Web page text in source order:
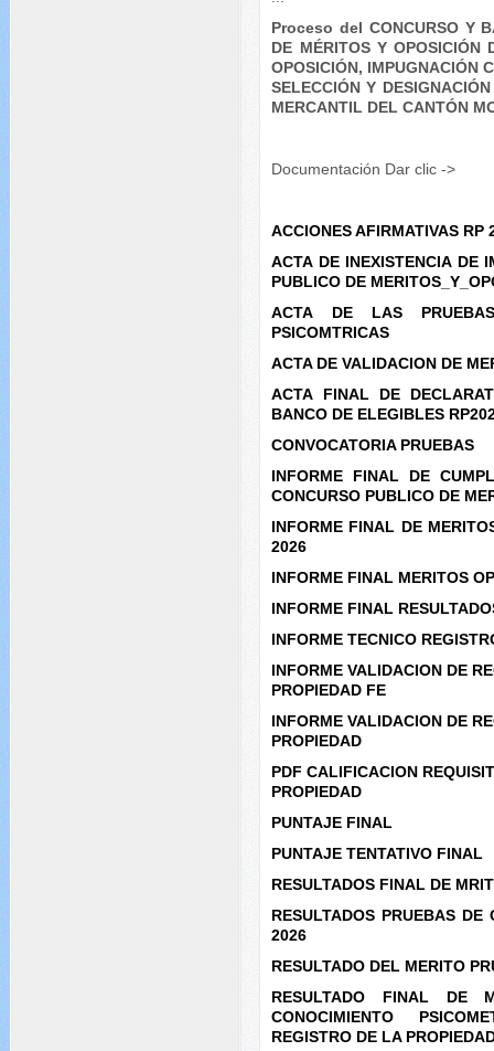
Proceso del CONCURSO Y
DE MÉRITOS Y OPOSICIÓN
OPOSICIÓN, IMPUGNACIÓN
SELECCIÓN Y
MERCANTIL DEL CANTÓN
Documentación Dar clic ->
ACCIONES AFIRMATIVAS RP
ACTA DE INEXISTENCIA DE
PUBLICO DE
ACTA DE LAS
PSICOMTRICAS
ACTA DE VALIDACION DE
ACTA FINAL DE
BANCO DE ELEGIBLES
CONVOCATORIA PRUEBAS
INFORME FINAL DE
CONCURSO PUBLICO DE
INFORME FINAL DE
2026
INFORME FINAL MERITOS
INFORME FINAL
INFORME TECNICO
INFORME VALIDACION DE
PROPIEDAD FE
INFORME VALIDACION DE
PROPIEDAD
PDF CALIFICACION
PROPIEDAD
PUNTAJE FINAL
PUNTAJE TENTATIVO FINAL
RESULTADOS FINAL DE
RESULTADOS PRUEBAS DE
2026
RESULTADO DEL MERITO
RESULTADO FINAL DE
CONOCIMIENTO
REGISTRO DE LA